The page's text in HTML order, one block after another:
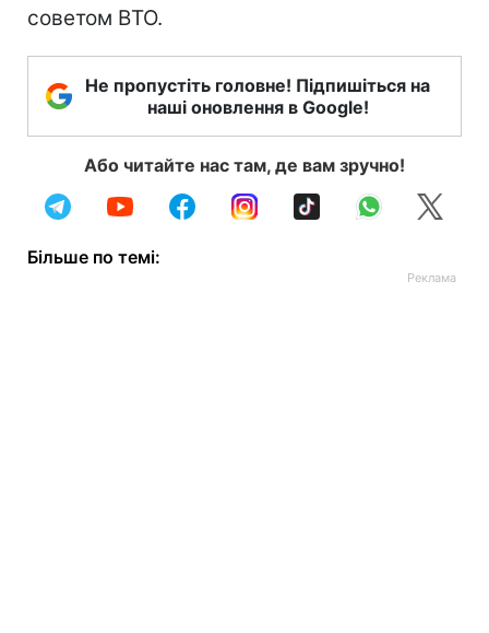
советом ВТО.
Не пропустіть головне! Підпишіться на
наші оновлення в Google!
Або читайте нас там, де вам зручно!
Більше по темі: